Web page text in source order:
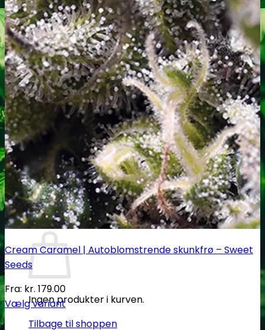
Homebox
Secret Jardine
Tilbehør til grotelte
Målingsudstyr
PH måling
EC måling
Co2 måling og kontrol
Temperatur og fugtighedsmålere
Målebægere og sprays
Tilbehør
Tape og fastgørelse
Kurv
Ingen produkter i kurven.
Tilbage til shoppen
Cream Caramel | Autoblomstrende skunkfrø – Sweet
Seeds
Fra: kr. 179.00
Vælg variant
Dette